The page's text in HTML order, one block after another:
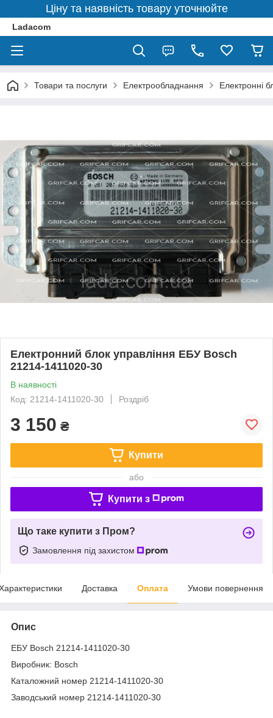
Ціну та наявність товару уточнюйте
Ladacom
Товари та послуги Електрообладнання Електронні
Електронний блок управління ЕБУ Bosch
21214-1411020-30
В наявності
Код: 21214-1411020-30
Роздріб
3 150 ₴
Купити
або
Купити з
Що таке купити з Пром?
Замовлення під захистом
Доставка Оплата Умови повернення
Опис
ЕБУ Bosch 21214-1411020-30
Виробник: Bosch
Каталожний номер 21214-1411020-30
Заводський номер 21214-1411020-30